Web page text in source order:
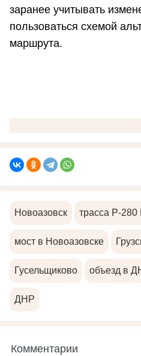
заранее учитывать
пользоваться схемой
маршрута.
Новоазовск трасса Р-280
мост в Новоазовске
Гусельщиково объезд в
ДНР
Комментарии